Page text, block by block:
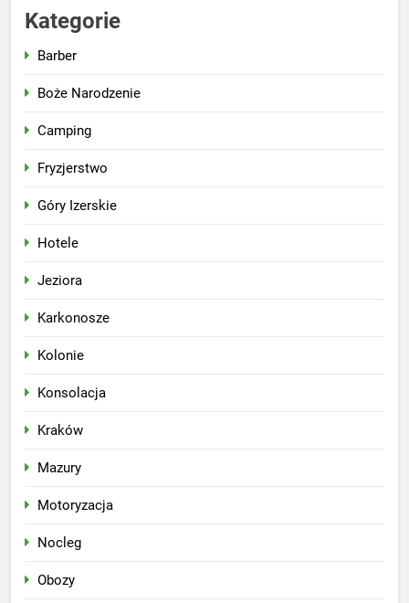
Kategorie
Barber
Boże Narodzenie
Camping
Fryzjerstwo
Góry Izerskie
Hotele
Jeziora
Karkonosze
Kolonie
Konsolacja
Kraków
Mazury
Motoryzacja
Nocleg
Obozy